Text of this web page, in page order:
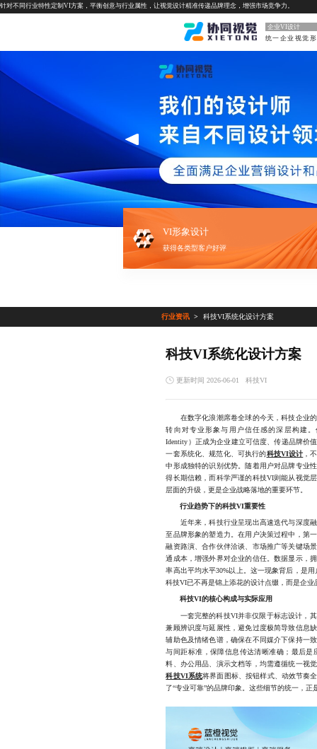
针对不同行业特性定制VI方案，平衡创意与行业属性，让视觉设计精准传递品牌理念，增强市场竞争力。
企业VI设计
VI形象设计
获得各类型客户好评
行业资讯 科技VI系统化设计方案
科技VI系统化设计方案
更新时间 2026-06-01 科技VI
在数字化浪潮席卷全球的今天，科技企业的
转向对专业形象与用户信任感的深层构建
Identity）正成为企业建立可信度、传递品牌价
一套系统化、规范化、可执行的科技VI设计 ，
中形成独特的识别优势。随着用户对品牌专业
得长期信赖，而科学严谨的科技VI则能从视觉
层面的升级，更是企业战略落地的重要环节。
行业趋势下的科技VI重要性
近年来，科技行业呈现出高速迭代与深度融
至品牌形象的塑造力。在用户决策过程中，第
融资路演、合作伙伴洽谈、市场推广等关键场
通成本，增强外界对企业的信任。数据显示，
率高出平均水平30%以上。这一现象背后，是用
科技VI已不再是锦上添花的设计点缀，而是企
科技VI的核心构成与实际应用
一套完整的科技VI并非仅限于标志设计，其
兼顾辨识度与延展性，避免过度极简导致信息
辅助色及情绪色谱，确保在不同媒介下保持一
与间距标准，保障信息传达清晰准确；最后
料、办公用品、演示文档等，均需遵循统一视
科技VI系统将界面图标、按钮样式、动效节奏
了“专业可靠”的品牌印象。这些细节的统一，